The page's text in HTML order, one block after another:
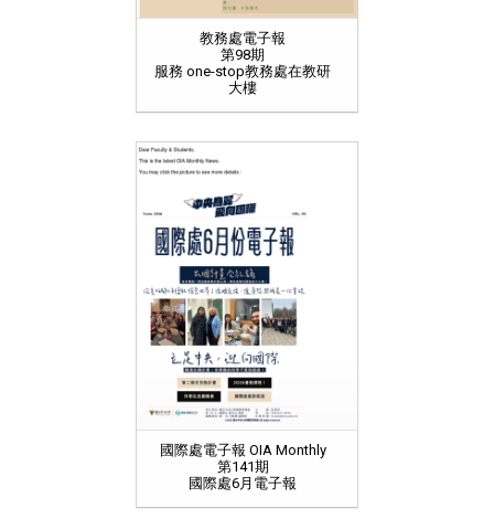
教務處電子報
第98期
服務 one-stop教務處在教研
大樓
國際處電子報 OIA Monthly
第141期
國際處6月電子報